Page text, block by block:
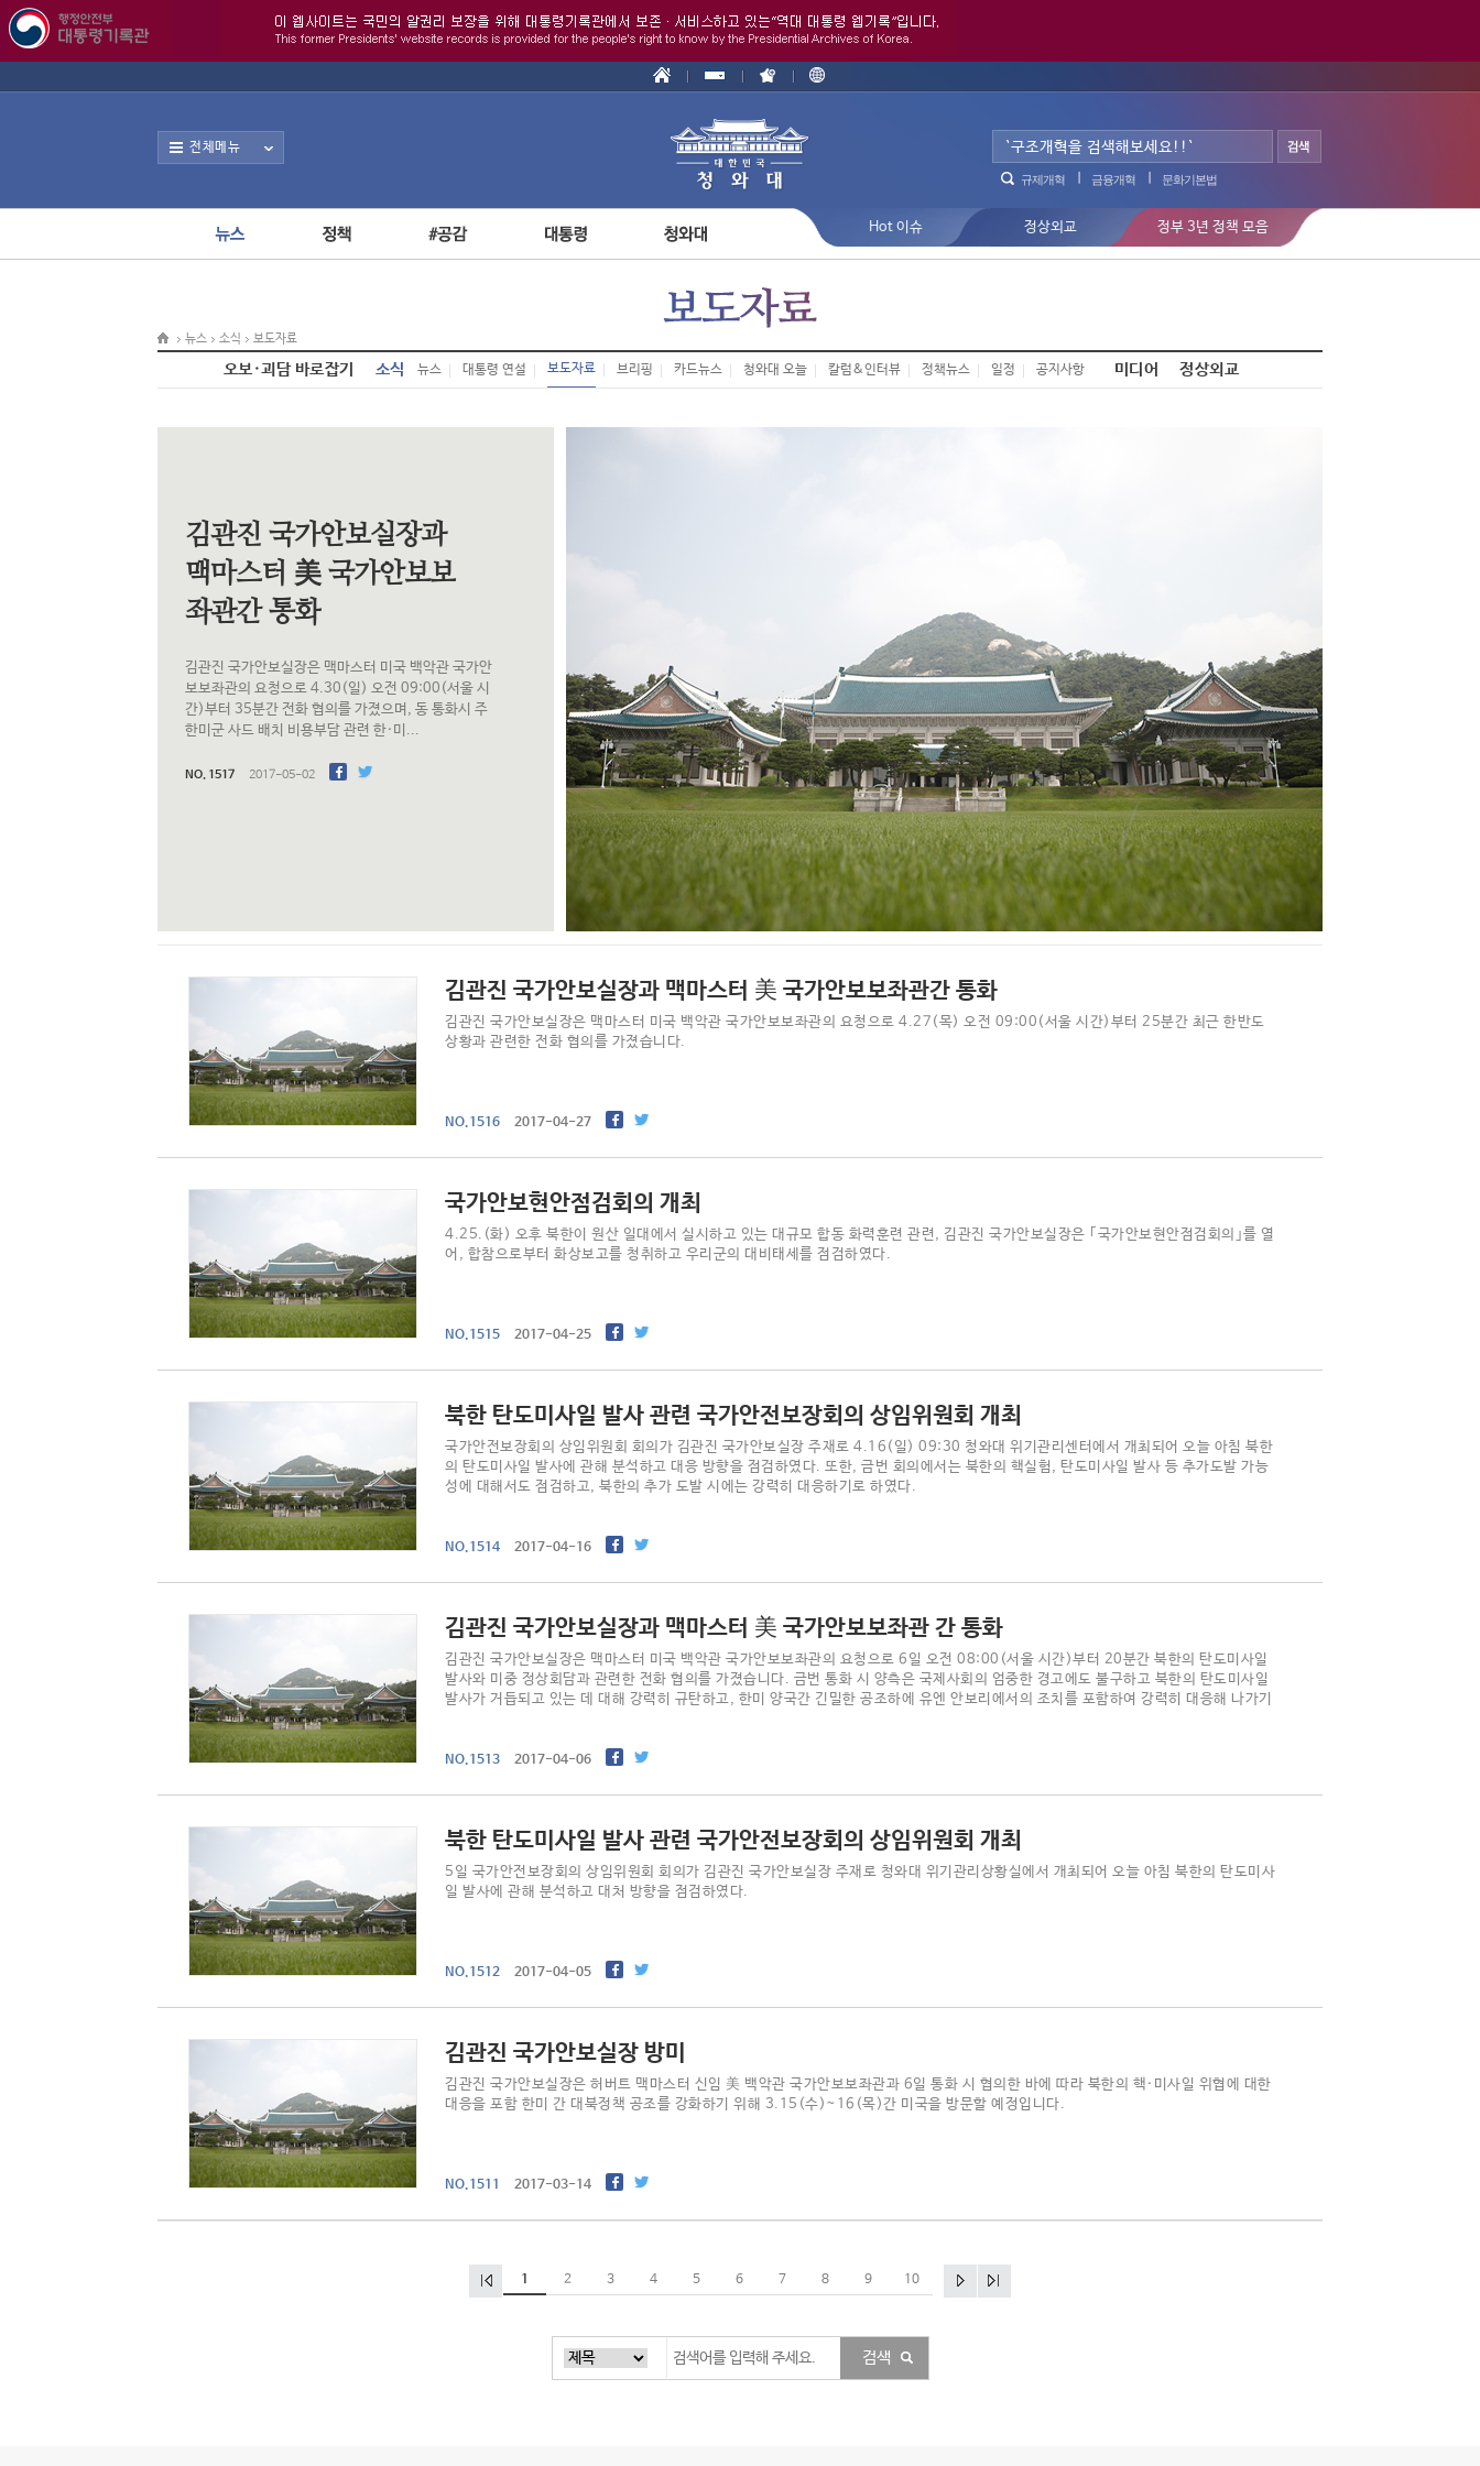
전체메뉴
규제개혁 금융개혁 문화기본법
Hot 이슈 정상외교 정부 3년 정책 모음
뉴스 소식 보도자료
오보·괴담 바로잡기 소식 뉴스 대통령 연설 보도자료 브리핑 카드뉴스 청와대 오늘 칼럼&인터뷰 정책뉴스 일정 공지사항 미디어 정상외교
김관진 국가안보실장과
맥마스터 美 국가안보보
좌관간 통화
김관진 국가안보실장은 맥마스터 미국 백악관 국가안
보보좌관의 요청으로 4.30(일) 오전 09:00(서울 시
간)부터 35분간 전화 협의를 가졌으며, 동 통화시 주
한미군 사드 배치 비용부담 관련 한·미...
NO. 1517 017-05-02
김관진 국가안보실장과 맥마스터 美 국가안보보좌관간 통화
김관진 국가안보실장은 맥마스터 미국 백악관 국가안보보좌관의 요청으로 4.27(목) 오전 09:00(서울 시간)부터 25분간 최근 한반도
상황과 관련한 전화 협의를 가졌습니다.
NO.1516 017-04-27
국가안보현안점검회의 개최
4.25.(화) 오후 북한이 원산 일대에서 실시하고 있는 대규모 합동 화력훈련 관련, 김관진 국가안보실장은 ｢국가안보현안점검회의｣를 열
어, 합참으로부터 화상보고를 청취하고 우리군의 대비태세를 점검하였다.
NO.1515 017-04-25
북한 탄도미사일 발사 관련 국가안전보장회의 상임위원회 개최
국가안전보장회의 상임위원회 회의가 김관진 국가안보실장 주재로 4.16(일) 09:30 청와대 위기관리센터에서 개최되어 오늘 아침 북한
의 탄도미사일 발사에 관해 분석하고 대응 방향을 점검하였다. 또한, 금번 회의에서는 북한의 핵실험, 탄도미사일 발사 등 추가도발 가능
성에 대해서도 점검하고, 북한의 추가 도발 시에는 강력히 대응하기로 하였다.
NO.1514 017-04-16
김관진 국가안보실장과 맥마스터 美 국가안보보좌관 간 통화
김관진 국가안보실장은 맥마스터 미국 백악관 국가안보보좌관의 요청으로 6일 오전 08:00(서울 시간)부터 20분간 북한의 탄도미사일
발사와 미중 정상회담과 관련한 전화 협의를 가졌습니다. 금번 통화 시 양측은 국제사회의 엄중한 경고에도 불구하고 북한의 탄도미사일
발사가 거듭되고 있는 데 대해 강력히 규탄하고, 한미 양국간 긴밀한 공조하에 유엔 안보리에서의 조치를 포함하여 강력히 대응해 나가기
NO.1513 017-04-06
북한 탄도미사일 발사 관련 국가안전보장회의 상임위원회 개최
5일 국가안전보장회의 상임위원회 회의가 김관진 국가안보실장 주재로 청와대 위기관리상황실에서 개최되어 오늘 아침 북한의 탄도미사
일 발사에 관해 분석하고 대처 방향을 점검하였다.
NO.1512 017-04-05
김관진 국가안보실장 방미
김관진 국가안보실장은 허버트 맥마스터 신임 美 백악관 국가안보보좌관과 6일 통화 시 협의한 바에 따라 북한의 핵·미사일 위협에 대한
대응을 포함 한미 간 대북정책 공조를 강화하기 위해 3.15(수)~16(목)간 미국을 방문할 예정입니다.
NO.1511 017-03-14
1 3 4 5 6 7 8 9 10
검색